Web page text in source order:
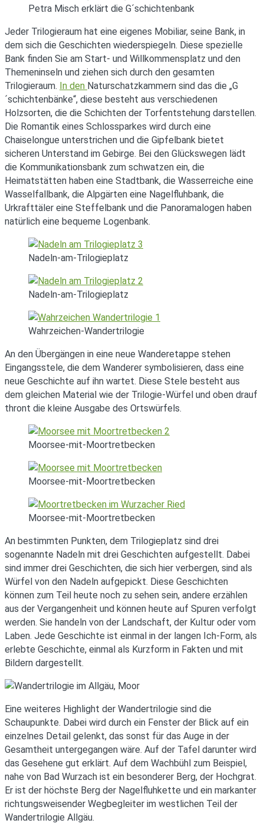
Petra Misch erklärt die G´schichtenbank
Jeder Trilogieraum hat eine eigenes Mobiliar, seine Bank, in
dem sich die Geschichten wiederspiegeln. Diese spezielle
Bank finden Sie am Start- und Willkommensplatz und den
Themeninseln und ziehen sich durch den gesamten
Trilogieraum. In den Naturschatzkammern sind das die „G
´schichtenbänke“, diese besteht aus verschiedenen
Holzsorten, die die Schichten der Torfentstehung darstellen.
Die Romantik eines Schlossparkes wird durch eine
Chaiselongue unterstrichen und die Gipfelbank bietet
sicheren Unterstand im Gebirge. Bei den Glückswegen lädt
die Kommunikationsbank zum schwatzen ein, die
Heimatstätten haben eine Stadtbank, die Wasserreiche eine
Wasselfallbank, die Alpgärten eine Nagelfluhbank, die
Urkrafttäler eine Steffelbank und die Panoramalogen haben
natürlich eine bequeme Logenbank.
Nadeln-am-Trilogieplatz
Nadeln-am-Trilogieplatz
Wahrzeichen-Wandertrilogie
An den Übergängen in eine neue Wanderetappe stehen
Eingangsstele, die dem Wanderer symbolisieren, dass eine
neue Geschichte auf ihn wartet. Diese Stele besteht aus
dem gleichen Material wie der Trilogie-Würfel und oben drauf
thront die kleine Ausgabe des Ortswürfels.
Moorsee-mit-Moortretbecken
Moorsee-mit-Moortretbecken
Moorsee-mit-Moortretbecken
An bestimmten Punkten, dem Trilogieplatz sind drei
sogenannte Nadeln mit drei Geschichten aufgestellt. Dabei
sind immer drei Geschichten, die sich hier verbergen, sind als
Würfel von den Nadeln aufgepickt. Diese Geschichten
können zum Teil heute noch zu sehen sein, andere erzählen
aus der Vergangenheit und können heute auf Spuren verfolgt
werden. Sie handeln von der Landschaft, der Kultur oder vom
Laben. Jede Geschichte ist einmal in der langen Ich-Form, als
erlebte Geschichte, einmal als Kurzform in Fakten und mit
Bildern dargestellt.
Eine weiteres Highlight der Wandertrilogie sind die
Schaupunkte. Dabei wird durch ein Fenster der Blick auf ein
einzelnes Detail gelenkt, das sonst für das Auge in der
Gesamtheit untergegangen wäre. Auf der Tafel darunter wird
das Gesehene gut erklärt. Auf dem Wachbühl zum Beispiel,
nahe von Bad Wurzach ist ein besonderer Berg, der Hochgrat.
Er ist der höchste Berg der Nagelfluhkette und ein markanter
richtungsweisender Wegbegleiter im westlichen Teil der
Wandertrilogie Allgäu.